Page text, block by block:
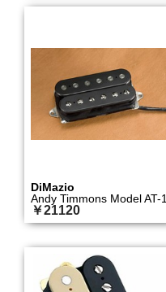
DiMazio
Andy Timmons Model AT-1
￥21120